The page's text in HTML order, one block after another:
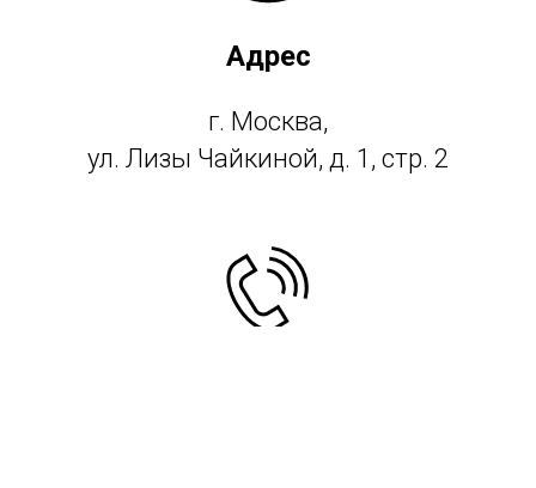
Адрес
г. Москва,
ул. Лизы Чайкиной, д. 1, стр. 2